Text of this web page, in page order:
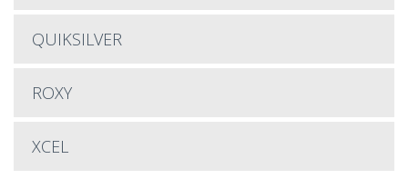
QUIKSILVER
ROXY
XCEL